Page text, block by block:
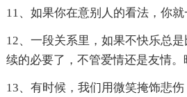
11、如果你在意别人的看法，你就
12、一段关系里，如果不快乐总
续的必要了，不管爱情还是友情。
13、有时候，我们用微笑掩饰悲